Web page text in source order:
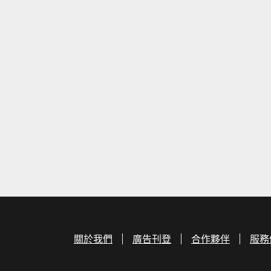
關於我們 廣告刊登 合作夥伴 服